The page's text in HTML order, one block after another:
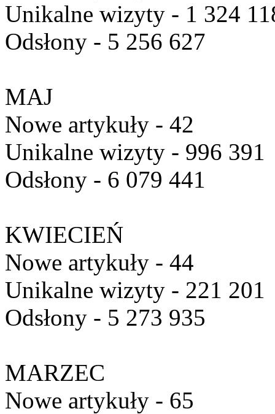
Unikalne wizyty - 1 324
Odsłony - 5 256 627
MAJ
Nowe artykuły - 42
Unikalne wizyty - 996 391
Odsłony - 6 079 441
KWIECIEŃ
Nowe artykuły - 44
Unikalne wizyty - 221 201
Odsłony - 5 273 935
MARZEC
Nowe artykuły - 65